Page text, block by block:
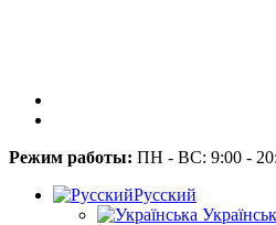
Режим работы: ПН - ВС: 9:00 -
Русский